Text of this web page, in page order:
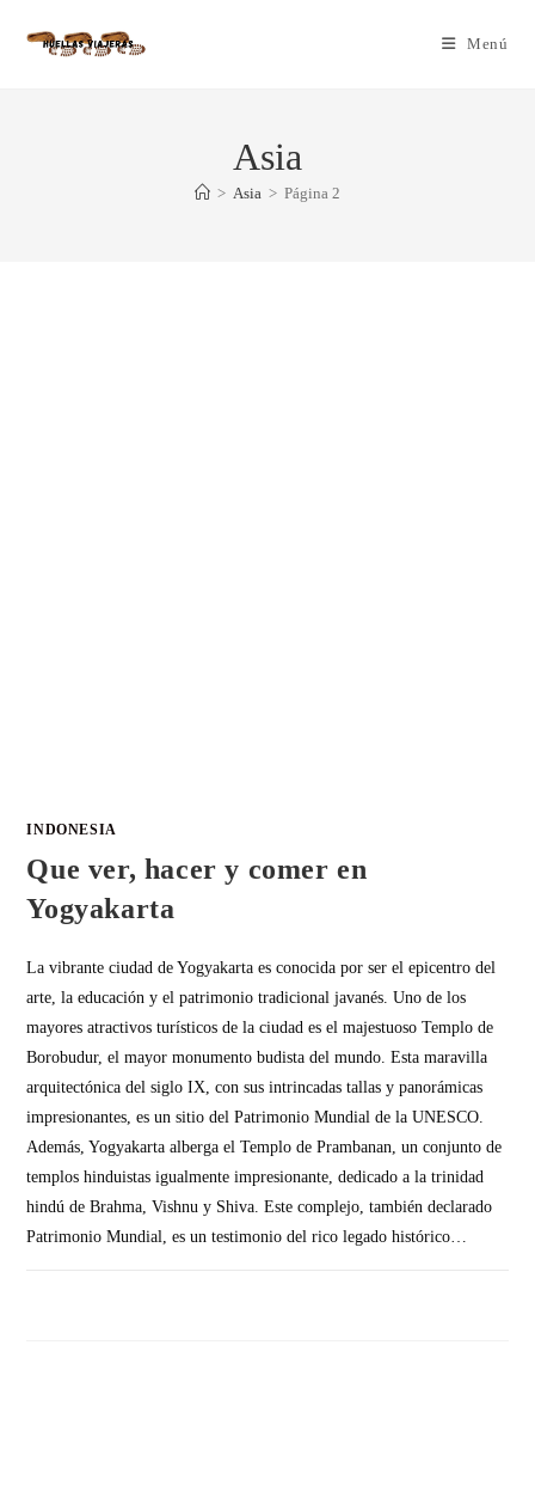
Menú
Asia
> Asia > Página 2
INDONESIA
Que ver, hacer y comer en
Yogyakarta
La vibrante ciudad de Yogyakarta es conocida por ser el epicentro del
arte, la educación y el patrimonio tradicional javanés. Uno de los
mayores atractivos turísticos de la ciudad es el majestuoso Templo de
Borobudur, el mayor monumento budista del mundo. Esta maravilla
arquitectónica del siglo IX, con sus intrincadas tallas y panorámicas
impresionantes, es un sitio del Patrimonio Mundial de la UNESCO.
Además, Yogyakarta alberga el Templo de Prambanan, un conjunto de
templos hinduistas igualmente impresionante, dedicado a la trinidad
hindú de Brahma, Vishnu y Shiva. Este complejo, también declarado
Patrimonio Mundial, es un testimonio del rico legado histórico…